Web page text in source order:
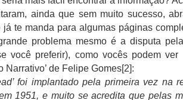
ainda que sem muito sucesso,
já te manda para algumas páginas
problema mesmo é a disputa
você preferir), como vocês podem ver
Narrativo’ de Felipe Gomes[2]:
foi implantado pela primeira vez na
em 1951, e muito se acredita que pelas